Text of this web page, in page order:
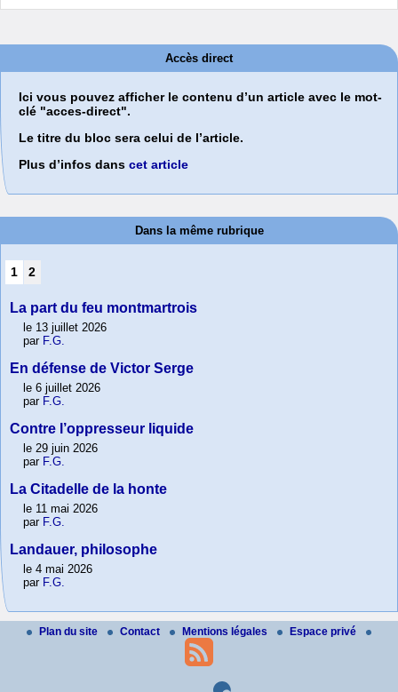
Accès direct
Ici vous pouvez afficher le contenu d’un article avec le mot-
clé "acces-direct".
Le titre du bloc sera celui de l’article.
Plus d’infos dans cet article
Dans la même rubrique
1 2
La part du feu montmartrois
le 13 juillet 2026
par F.G.
En défense de Victor Serge
le 6 juillet 2026
par F.G.
Contre l’oppresseur liquide
le 29 juin 2026
par F.G.
La Citadelle de la honte
le 11 mai 2026
par F.G.
Landauer, philosophe
le 4 mai 2026
par F.G.
Plan du site Contact Mentions légales Espace privé